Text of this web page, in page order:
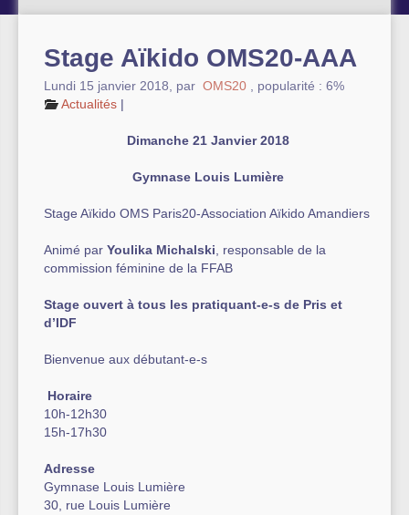
Equipements sportifs municipaux
OMS 20
Evénements
Stage Aïkido OMS20-AAA
Lundi 15 janvier 2018 par OMS20
popularité : 6%
Actualités |
Dimanche 21 Janvier 2018
Gymnase Louis Lumière
Stage Aïkido OMS Paris20-Association Aïkido Amandiers
Animé par Youlika Michalski , responsable de la
commission féminine de la FFAB
Stage ouvert à tous les pratiquant-e-s de Pris et
d’IDF
Bienvenue aux débutant-e-s
Horaire
10h-12h30
15h-17h30
Adresse
Gymnase Louis Lumière
30, rue Louis Lumière